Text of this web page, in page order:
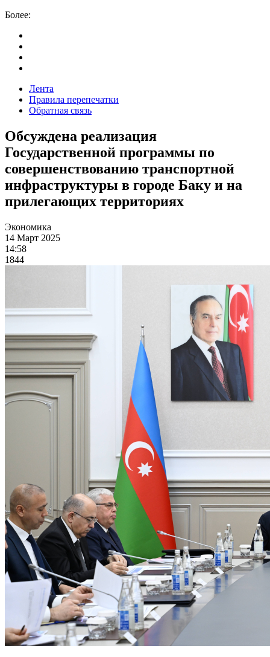
Более:
Лента
Правила перепечатки
Обратная связь
Обсуждена реализация
Государственной программы по
совершенствованию транспортной
инфраструктуры в городе Баку и на
прилегающих территориях
Экономика
14 Март 2025
14:58
1844